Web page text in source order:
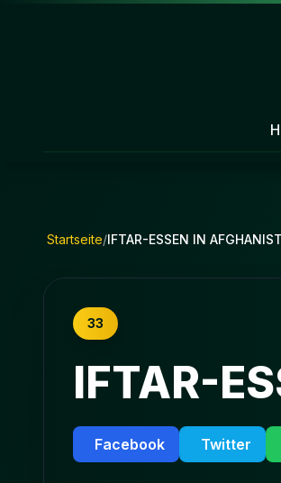
Startseite/IFTAR-ESSEN IN
33
IFTAR-
Facebook Twitter